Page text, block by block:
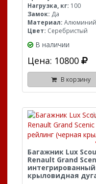
Нагрузка, кг: 100
Замок: Да
Материал: Алюминий
Цвет: Серебристый
В наличии
Цена: 10800
В корзину
Багажник Lux
Renault Grand
крыловидная